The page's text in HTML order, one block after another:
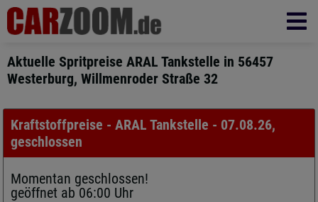
Aktuelle Spritpreise ARAL Tankstelle in 56457
Westerburg, Willmenroder Straße 32
Kraftstoffpreise - ARAL Tankstelle - 07.08.26,
geschlossen
Momentan geschlossen!
geöffnet ab 06:00 Uhr